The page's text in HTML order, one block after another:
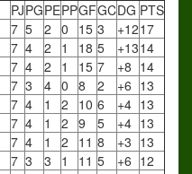
PJPGPEPPGFGCDG PTS
7 5 2 0 15 3 +1217
7 4 2 1 18 5 +1314
7 4 2 1 15 7 +8 14
7 3 4 0 8 2 +6 13
7 4 1 2 10 6 +4 13
7 4 1 2 9 5 +4 13
7 4 1 2 11 8 +3 13
7 3 3 1 11 5 +6 12